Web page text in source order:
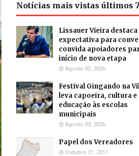
Notícias mais vistas últimos
Lissauer Vieira destaca
expectativa para
convida apoiadores
início de nova etapa
Agosto 02, 2026
Festival Gingando na
leva capoeira, cultura e
educação às escolas
municipais
Agosto 03, 2026
Papel dos Vereadores
Outubro 31, 2011